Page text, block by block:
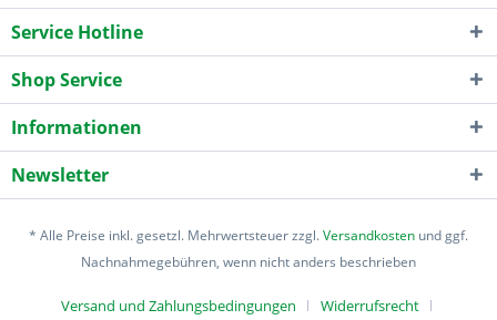
Service Hotline
Shop Service
Informationen
Newsletter
* Alle Preise inkl. gesetzl. Mehrwertsteuer zzgl.Versandkosten und ggf.
Nachnahmegebühren, wenn nicht anders beschrieben
Versand und Zahlungsbedingungen Widerrufsrecht